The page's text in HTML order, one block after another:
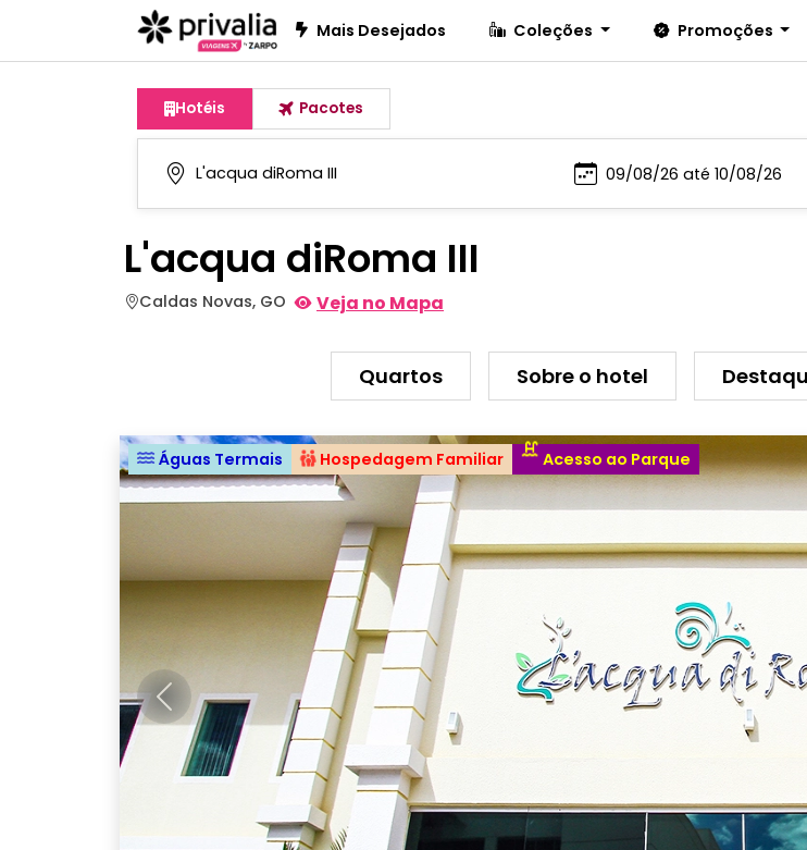
Mais Desejados Coleções Promoções
Hotéis Pacotes
L'acqua diRoma III
Caldas Novas, GO Veja no Mapa
Quartos Sobre o hotel
Anterior
Águas Termais Hospedagem Familiar Acesso ao Parque